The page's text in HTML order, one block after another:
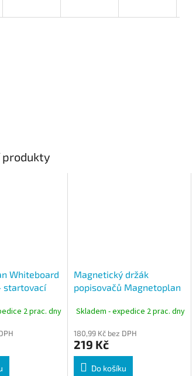
produkty
Whiteboard
startovací
2 prac. dny
Magnetický držák
popisovačů Magnetoplan
Skladem - expedice 2 prac. dny
180,99 Kč bez DPH
219 Kč
Do košíku